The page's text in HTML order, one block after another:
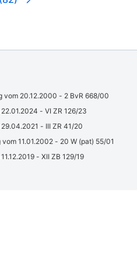
vom 20.12.2000 - 2 BvR 668/00
- VI ZR 126/23
- III ZR 41/20
11.01.2002 - 20 W (pat) 55/01
- XII ZB 129/19